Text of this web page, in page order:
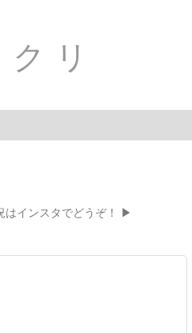
リ
はインスタでどうぞ！ ▶